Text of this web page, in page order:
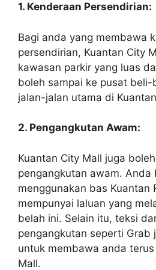
1. Kenderaan Persendirian:
Bagi anda yang membawa
persendirian, Kuantan City
kawasan parkir yang luas
boleh sampai ke pusat beli-
jalan-jalan utama di
2. Pengangkutan Awam:
Kuantan City Mall juga
pengangkutan awam. Anda
menggunakan bas Kuantan
mempunyai laluan yang
belah ini. Selain itu, teksi
pengangkutan seperti Grab
untuk membawa anda
Mall.